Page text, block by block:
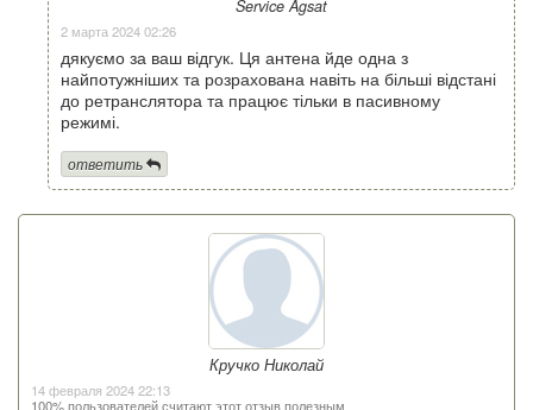
Service Agsat
2 марта 2024 02:26
дякуємо за ваш відгук. Ця антена йде одна з
найпотужніших та розрахована навіть на більші відстані
до ретранслятора та працює тільки в пасивному
режимі.
ответить
Кручко Николай
14 февраля 2024 22:13
100% пользователей считают этот отзыв полезным